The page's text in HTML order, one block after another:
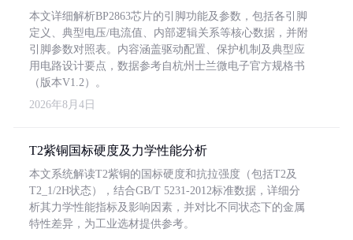
本文详细解析BP2863芯片的引脚功能及参数，包括各引脚
定义、典型电压/电流值、内部逻辑关系等核心数据，并附
引脚参数对照表。内容涵盖驱动配置、保护机制及典型应
用电路设计要点，数据参考自杭州士兰微电子官方规格书
（版本V1.2）。
2026年8月4日
T2紫铜国标硬度及力学性能分析
本文系统解读T2紫铜的国标硬度和抗拉强度（包括T2及
T2_1/2H状态），结合GB/T 5231-2012标准数据，详细分
析其力学性能指标及影响因素，并对比不同状态下的金属
特性差异，为工业选材提供参考。